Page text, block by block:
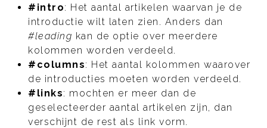
#intro: Het aantal artikelen waarvan je de
introductie wilt laten zien. Anders dan
#leading kan de optie over meerdere
kolommen worden verdeeld.
#columns: Het aantal kolommen waarover
de introducties moeten worden verdeeld.
#links: mochten er meer dan de
geselecteerder aantal artikelen zijn, dan
verschijnt de rest als link vorm.